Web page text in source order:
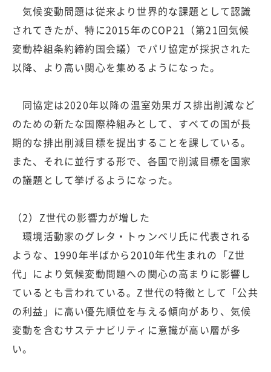
気候変動問題は従来より世界的な課題として認識
されてきたが、特に2015年のCOP21（第21回気候
変動枠組条約締約国会議）でパリ協定が採択された
以降、より高い関心を集めるようになった。
同協定は2020年以降の温室効果ガス排出削減など
のための新たな国際枠組みとして、すべての国が長
期的な排出削減目標を提出することを課している。
また、それに並行する形で、各国で削減目標を国家
の議題として挙げるようになった。
（2）Z世代の影響力が増した
環境活動家のグレタ・トゥンベリ氏に代表される
ような、1990年半ばから2010年代生まれの「Z世
代」により気候変動問題への関心の高まりに影響し
ているとも言われている。Z世代の特徴として「公共
の利益」に高い優先順位を与える傾向があり、気候
変動を含むサステナビリティに意識が高い層が多
い。